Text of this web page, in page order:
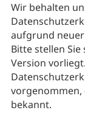
Wir behalten
aufgrund
Bitte stellen
Version
vorgenommen,
bekannt.